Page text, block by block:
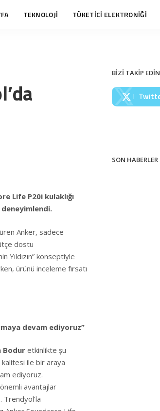
TEKNOLOJİ TÜKETİCİ ELEKTRONİĞİ
Life P20i kulaklığı
deneyimlendi.
Anker, sadece
dostu
Yıldızın” konseptiyle
ürünü inceleme fırsatı
devam ediyoruz”
Boduretkinlikte şu
kalitesi ile bir araya
ediyoruz.
avantajlar
Trendyol’la
BİZİ TAKİP EDİN
SON HABERLER